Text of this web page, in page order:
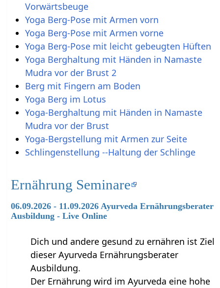
Vorwärtsbeuge
Yoga Berg-Pose mit Armen vorn
Yoga Berg-Pose mit Armen vorne
Yoga Berg-Pose mit leicht gebeugten Hüften
Yoga Berghaltung mit Händen in Namaste
Mudra vor der Brust 2
Berg mit Fingern am Boden
Yoga Berg im Lotus
Yoga-Berghaltung mit Händen in Namaste
Mudra vor der Brust
Yoga-Bergstellung mit Armen zur Seite
Schlingenstellung --Haltung der Schlinge
Ernährung Seminare
06.09.2026 - 11.09.2026 Ayurveda Ernährungsberater
Ausbildung - Live Online
Dich und andere gesund zu ernähren ist Ziel
dieser Ayurveda Ernährungsberater
Ausbildung.
Der Ernährung wird im Ayurveda eine hohe